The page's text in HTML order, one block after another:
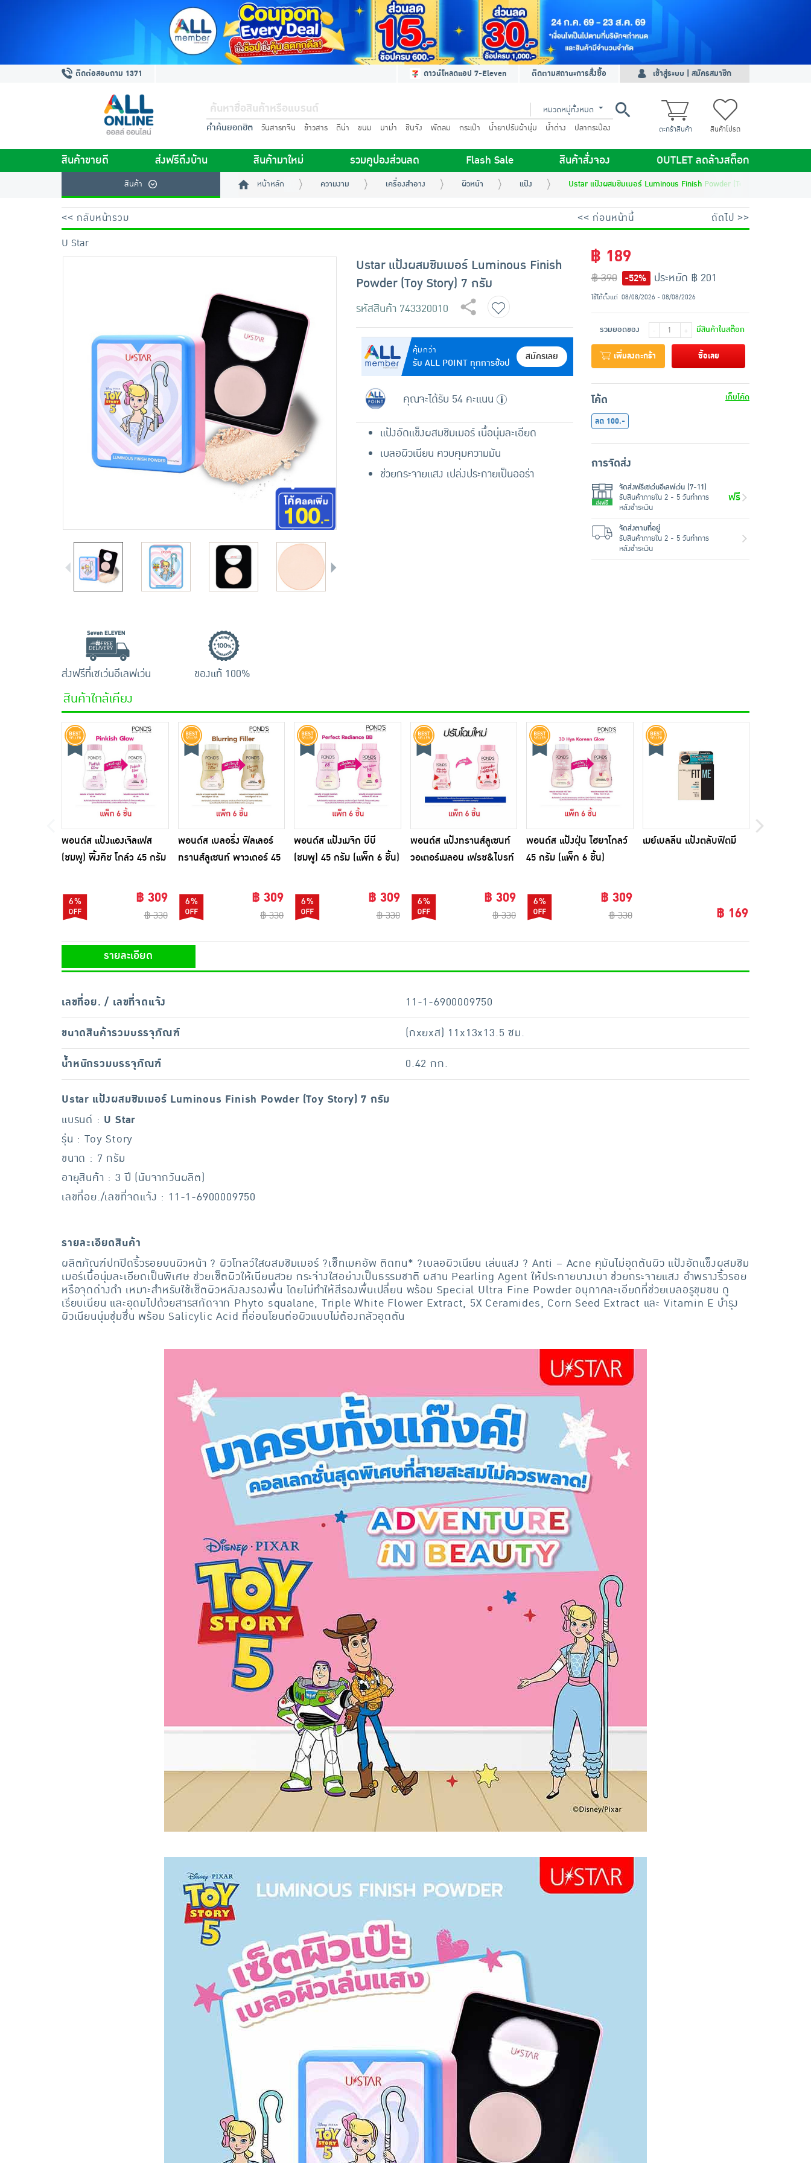
ติดต่อสอบถาม 1371 ดาวน์โหลดแอป 7-Eleven ติดตามสถานะการสั่งซื้อ เข้าสู่ระบบ | สมัครสมาชิก
หมวดหมู่ทั้งหมด
คำค้นยอดฮิต วันสารทจีน ข้าวสาร ดีน่า ขนม มาม่า ชินจัง พัดลม กระเป๋า น้ำยาปรับผ้านุ่ม น้ำด่าง ปลากระป๋อง ตะกร้าสินค้า สินค้าโปรด
สินค้าขายดี ส่งฟรีถึงบ้าน สินค้ามาใหม่ รวมคูปองส่วนลด Flash Sale สินค้าสั่งจอง OUTLET ลดล้างสต็อก
สินค้า หน้าหลัก ความงาม เครื่องสำอาง ผิวหน้า แป้ง Ustar แป้งผสมชิมเมอร์ Luminous Finish Powder (Toy Story) 7 กรัม
<< กลับหน้ารวม << ก่อนหน้านี้
ถัดไป >>
U Star
Ustar แป้งผสมชิมเมอร์ Luminous Finish
Powder (Toy Story) 7 กรัม
รหัสสินค้า 743320010
คุ้มกว่า
รับ ALL POINT ทุกการช้อป
สมัครเลย
คุณจะได้รับ 54 คะแนน
แป้งอัดแข็งผสมชิมเมอร์ เนื้อนุ่มละเอียด
เบลอผิวเนียน ควบคุมความมัน
ช่วยกระจายแสง เปล่งประกายเป็นออร่า
฿ 189
฿ 390 -52% ประหยัด ฿ 201
ใช้ได้ตั้งแต่ 08/08/2026 - 08/08/2026
รวมยอดของ - + มีสินค้าในสต๊อก
เพิ่มลงตะกร้า ซื้อเลย
โค้ด
เก็บโค้ด
ลด 100.-
การจัดส่ง
จัดส่งฟรีเซเว่นอีเลฟเว่น (7-11)
รับสินค้าภายใน 2 - 5 วันทำการ
หลังชำระเงิน
ฟรี
จัดส่งตามที่อยู่
รับสินค้าภายใน 2 - 5 วันทำการ
หลังชำระเงิน
ส่งฟรีที่เซเว่นอีเลฟเว่น ของแท้ 100%
สินค้าใกล้เคียง
พอนด์ส แป้งแองเจิลเฟส
(ชมพู) พิ้งคิช โกล์ว 45 กรัม
6% ฿ 309
฿ 330
พอนด์ส เบลอริ่ง ฟิลเลอร์
ทรานส์ลูเซนท์ พาวเดอร์ 45
6% ฿ 309
฿ 330
พอนด์ส แป้งเมจิก บีบี
(ชมพู) 45 กรัม (แพ็ก 6 ชิ้น)
6% ฿ 309
฿ 330
พอนด์ส แป้งทรานส์ลูเซนท์
วอเตอร์เมลอน เฟรช&ไบรท์
6% ฿ 309
฿ 330
พอนด์ส แป้งฝุ่น ไฮยาโกลว์
45 กรัม (แพ็ก 6 ชิ้น)
6% ฿ 309
฿ 330
เมย์เบลลีน แป้งตลับฟิตมี
฿ 169
รายละเอียด
เลขที่อย. / เลขที่จดแจ้ง
11-1-6900009750
ขนาดสินค้ารวมบรรจุภัณฑ์
(กxยxส) 11x13x13.5 ซม.
น้ำหนักรวมบรรจุภัณฑ์
0.42 กก.
Ustar แป้งผสมชิมเมอร์ Luminous Finish Powder (Toy Story) 7 กรัม
แบรนด์ : U Star
รุ่น : Toy Story
ขนาด : 7 กรัม
อายุสินค้า : 3 ปี (นับจากวันผลิต)
เลขที่อย./เลขที่จดแจ้ง : 11-1-6900009750
รายละเอียดสินค้า
ผลิตภัณฑ์ปกปิดริ้วรอยบนผิวหน้า ? ผิวโกลว์ใสผสมชิมเมอร์ ?เซ็ทเมคอัพ ติดทน* ?เบลอผิวเนียน เล่นแสง ? Anti – Acne คุมันไม่อุดตันผิว แป้งอัดแข็งผสมชิม
เมอร์เนื้อนุ่มละเอียดเป็นพิเศษ ช่วยเซ็ตผิวให้เนียนสวย กระจ่างใสอย่างเป็นธรรมชาติ ผสาน Pearling Agent ให้ประกายบางเบา ช่วยกระจายแสง อำพรางริ้วรอย
หรือจุดด่างดำ เหมาะสำหรับใช้เซ็ตผิวหลังลงรองพื้น โดยไม่ทำให้สีรองพื้นเปลี่ยน พร้อม Special Ultra Fine Powder อนุภาคละเอียดที่ช่วยเบลอรูขุมขน ดู
เรียบเนียน และอุดมไปด้วยสารสกัดจาก Phyto squalane, Triple White Flower Extract, 5X Ceramides, Corn Seed Extract และ Vitamin E บำรุง
ผิวเนียนนุ่มชุ่มชื่น พร้อม Salicylic Acid ที่อ่อนโยนต่อผิวแบบไม่ต้องกลัวอุดตัน